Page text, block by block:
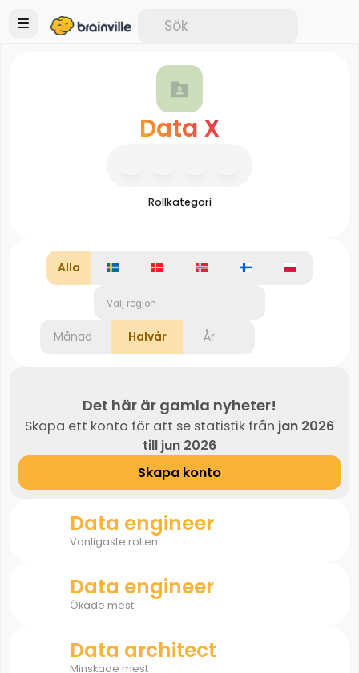
Data X
Rollkategori
Alla
Välj region
Månad Halvår År
Det här är gamla nyheter!
Skapa ett konto för att se statistik från jan 2026
till jun 2026
Skapa konto
Data engineer
Vanligaste rollen
Data engineer
Ökade mest
Data architect
Minskade mest